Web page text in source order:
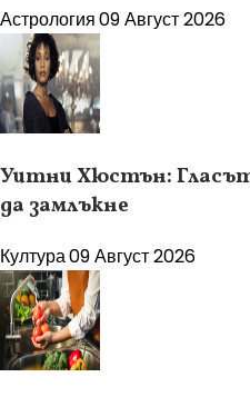
Астрология09 Август 2026
Уитни Хюстън:
да замлъкне
Култура09 Август 2026